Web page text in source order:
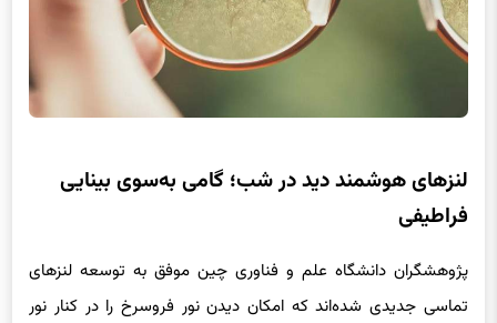
فراطیفی
تماسی جدیدی شده‌اند که امکان دیدن نور فروسرخ را در کنار نور
مرئی فراهم می‌کند.